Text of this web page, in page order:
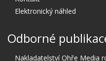
Elektronický náhled
Odborné
Nakladatelství Ohře Media